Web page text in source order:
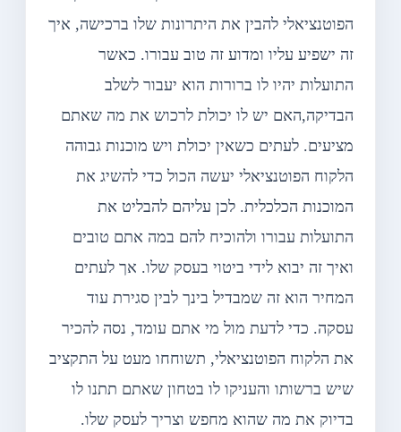
הפוטנציאלי להבין את היתרונות שלו ברכישה, איך
זה ישפיע עליו ומדוע זה טוב עבורו. כאשר
התועלות יהיו לו ברורות הוא יעבור לשלב
הבדיקה,האם יש לו יכולת לרכוש את מה שאתם
מציעים. לעתים כשאין יכולת ויש מוכנות גבוהה
הלקוח הפוטנציאלי יעשה הכול כדי להשיג את
המוכנות הכלכלית. לכן עליהם להבליט את
התועלות עבורו ולהוכיח להם במה אתם טובים
ואיך זה יבוא לידי ביטוי בעסק שלו. אך לעתים
המחיר הוא זה שמבדיל בינך לבין סגירת עוד
עסקה. כדי לדעת מול מי אתם עומד, נסה להכיר
את הלקוח הפוטנציאלי, תשוחחו מעט על התקציב
שיש ברשותו והעניקו לו בטחון שאתם תתנו לו
בדיוק את מה שהוא מחפש וצריך לעסק שלו.